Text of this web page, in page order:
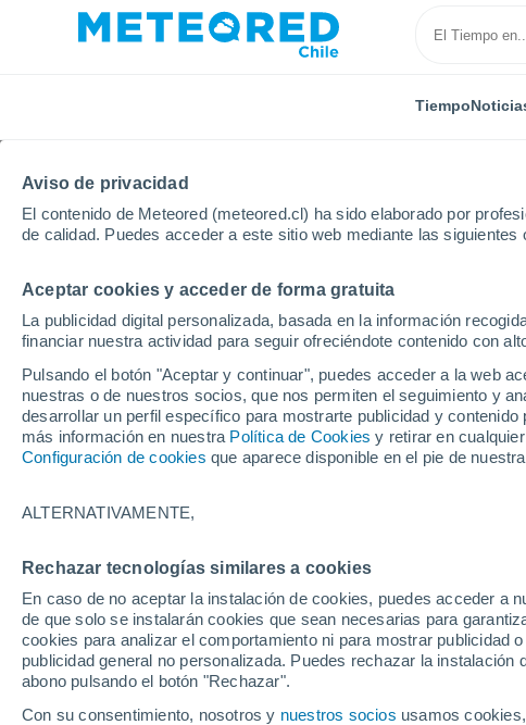
Aviso de privacidad
El contenido de Meteored (meteored.cl) ha sido elaborado por
de calidad. Puedes acceder a este sitio web mediante las siguientes
Aceptar cookies y acceder de forma gratuita
La publicidad digital personalizada, basada en la información
financiar nuestra actividad para seguir ofreciéndote contenido con
Pulsando el botón "Aceptar y continuar", puedes acceder a la web
nuestras o de nuestros socios, que nos permiten el seguimiento y
desarrollar un perfil específico para mostrarte publicidad y
más información en nuestra Política de Cookies y retirar en
Configuración de cookies que aparece disponible en el pie de
ALTERNATIVAMENTE,
Rechazar tecnologías similares a cookies
En caso de no aceptar la instalación de cookies, puedes acceder a
de que solo se instalarán cookies que sean necesarias para
cookies para analizar el comportamiento ni para mostrar publicidad
publicidad general no personalizada. Puedes rechazar la
abono pulsando el botón "Rechazar".
Con su consentimiento, nosotros y nuestros socios usamos
Tiempo
Inicio Estados Unidos Estado de New Hampshire
Bretton Woods
14/11/2026
Parte de nieve hoy
Pistas por dificultad 25 40 25 10